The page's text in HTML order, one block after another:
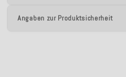
Angaben zur Produktsicherheit